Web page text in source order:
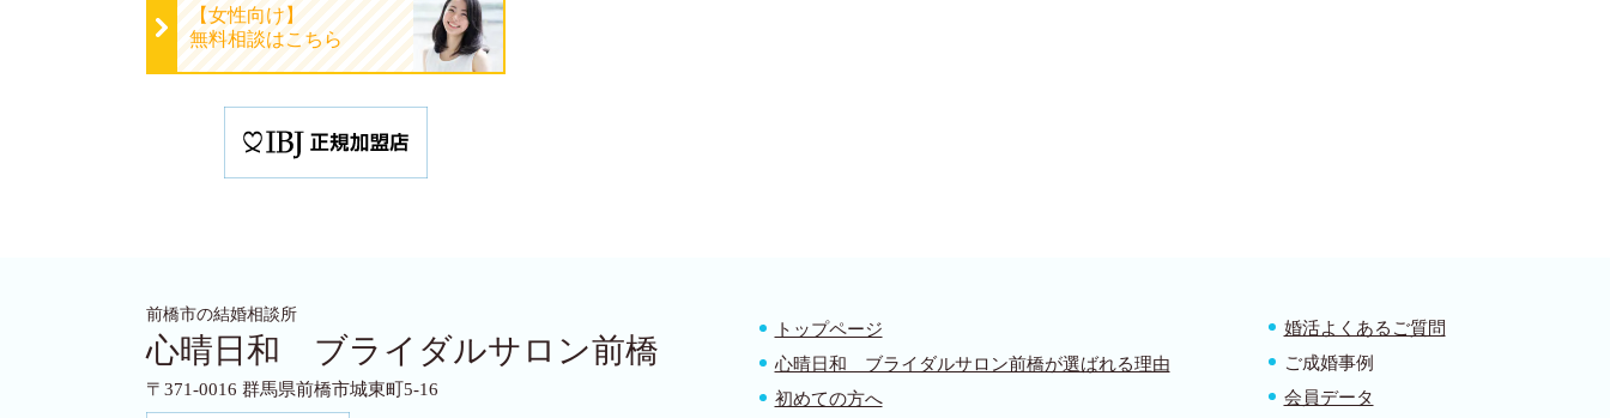
【女性向け】
無料相談はこちら
前橋市の結婚相談所
心晴日和 ブライダルサロン前橋
〒371-0016 群馬県前橋市城東町5-16
トップページ
心晴日和 ブライダルサロン前橋が選ばれる理由
初めての方へ
婚活よくあるご質問
ご成婚事例
会員データ